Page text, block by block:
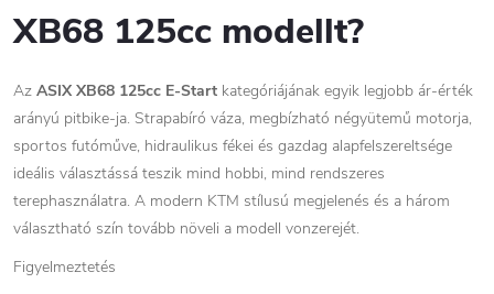
XB68 125cc modellt?
Az ASIX XB68 125cc E-Start kategóriájának egyik legjobb ár-érték
arányú pitbike-ja. Strapabíró váza, megbízható négyütemű motorja,
sportos futóműve, hidraulikus fékei és gazdag alapfelszereltsége
ideális választássá teszik mind hobbi, mind rendszeres
terephasználatra. A modern KTM stílusú megjelenés és a három
választható szín tovább növeli a modell vonzerejét.
Figyelmeztetés